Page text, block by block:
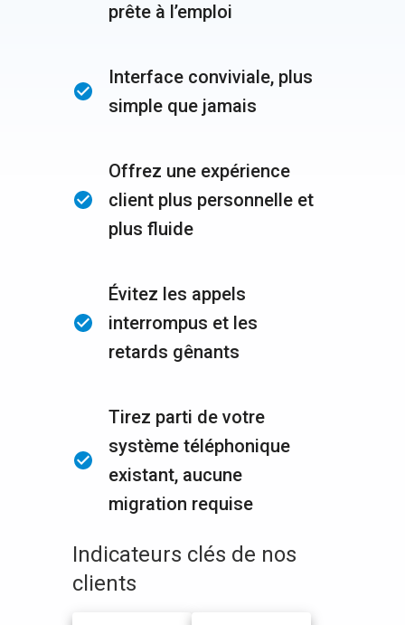
prête à l’emploi
Interface conviviale, plus
simple que jamais
Offrez une expérience
client plus personnelle et
plus fluide
Évitez les appels
interrompus et les
retards gênants
Tirez parti de votre
système téléphonique
existant, aucune
migration requise
Indicateurs clés de nos
clients